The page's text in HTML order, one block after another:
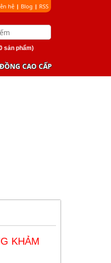
hệ | Blog | RSS
sản phẩm)
CAO CẤP
KHẢM